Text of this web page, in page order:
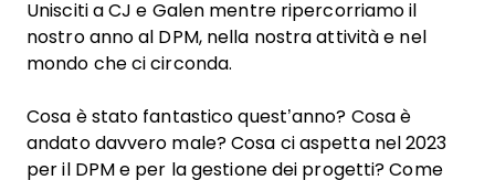
Unisciti a CJ e Galen mentre ripercorriamo il
nostro anno al DPM, nella nostra attività e nel
mondo che ci circonda.
Cosa è stato fantastico quest’anno? Cosa è
andato davvero male? Cosa ci aspetta nel 2023
per il DPM e per la gestione dei progetti? Come